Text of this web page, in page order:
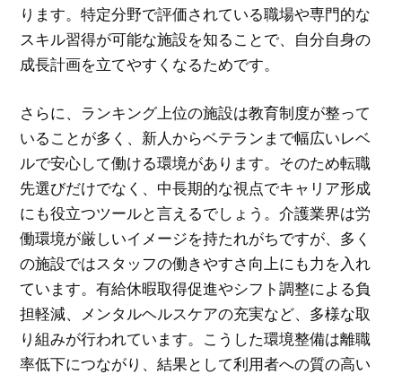
ります。特定分野で評価されている職場や専門的な
スキル習得が可能な施設を知ることで、自分自身の
成長計画を立てやすくなるためです。
さらに、ランキング上位の施設は教育制度が整って
いることが多く、新人からベテランまで幅広いレベ
ルで安心して働ける環境があります。そのため転職
先選びだけでなく、中長期的な視点でキャリア形成
にも役立つツールと言えるでしょう。介護業界は労
働環境が厳しいイメージを持たれがちですが、多く
の施設ではスタッフの働きやすさ向上にも力を入れ
ています。有給休暇取得促進やシフト調整による負
担軽減、メンタルヘルスケアの充実など、多様な取
り組みが行われています。こうした環境整備は離職
率低下につながり、結果として利用者への質の高い